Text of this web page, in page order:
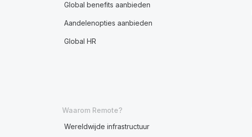
Global benefits aanbieden
Aandelenopties aanbieden
Global HR
Waarom Remote?
Wereldwijde infrastructuur